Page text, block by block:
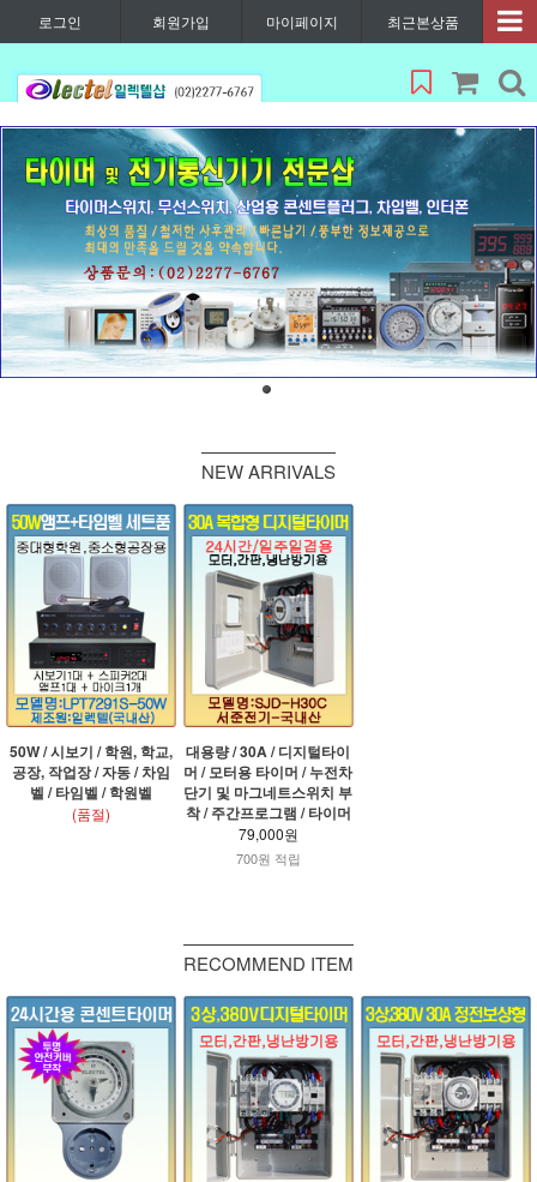
로그인 회원가입 마이페이지 최근본상품
NEW ARRIVALS
50W / 시보기 / 학원, 학교,
공장, 작업장 / 자동 / 차임
벨 / 타임벨 / 학원벨
(품절)
대용량 / 30A / 디지털타이
머 / 모터용 타이머 / 누전차
단기 및 마그네트스위치 부
착 / 주간프로그램 / 타이머
79,000원
700원 적립
RECOMMEND ITEM